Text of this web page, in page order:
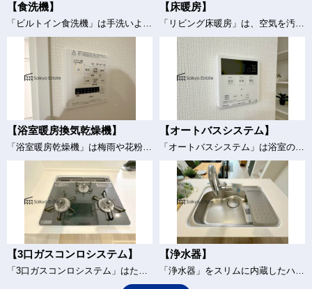
【食洗機】
「ビルトイン食洗機」は手洗いよりも経済的で家計に優しく、家事の負担を軽減してくれるママの強い味方ですね。
【床暖房】
「リビング床暖房」は、空気を汚さずに室内を快適な温度に保ってくれます。お子様でも安心してつける事ができる暖房器具です。
【浴室暖房換気乾燥機】
「浴室暖房乾燥機」は梅雨や花粉の時期、雨の日の洗濯物の乾燥に重宝します。寒い冬も入浴前の暖房運転で快適なバスタイムを♪
【オートバスシステム】
「オートバスシステム」は浴室のお湯張り、温度調整などを、キッチンなど浴室以外から操作が出来る便利なシステムです。
【3口ガスコンロシステム】
「3口ガスコンロシステム」はたくさんの料理が同時に作れて便利な上、凹凸が少ないフラットトップなのでお掃除も楽々です。
【浄水器】
「浄水器」をスリムに内蔵したハンドシャワー式の水栓金具です。シンクもスッキリ！